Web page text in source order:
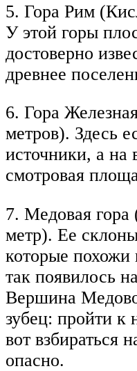
5. Гора Рим
У этой горы
достоверно
древнее
6. Гора
метров). Здесь
источники, а
смотровая
7. Медовая гора
метр). Ее
которые
так появилось
Вершина
зубец: пройти
вот взбираться
опасно.